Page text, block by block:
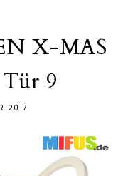
X-MAS
9
2017